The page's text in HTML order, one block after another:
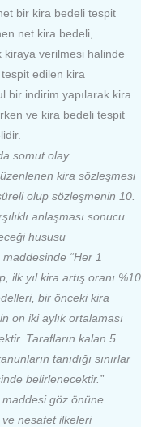
bir kira bedeli tespit
net kira bedeli,
kiraya verilmesi halinde
edilen kira
bir indirim yapılarak kira
ve kira bedeli tespit
somut olay
kira sözleşmesi
olup sözleşmenin 10.
anlaşması sonucu
hususu
maddesinde “Her 1
ilk yıl kira artış oranı %10
bir önceki kira
on iki aylık ortalaması
Tarafların kalan 5
tanıdığı sınırlar
belirlenecektir.”
maddesi göz önüne
ve nesafet ilkeleri